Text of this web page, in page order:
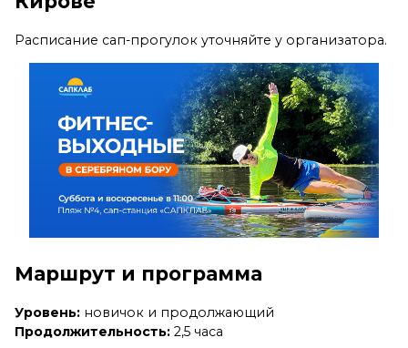
Расписание сап-прогулок уточняйте у организатора.
Маршрут и программа
Уровень: новичок и продолжающий
Продолжительность:2,5 часа